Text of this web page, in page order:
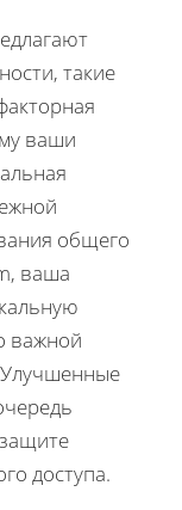
такие
ваши
общего
ваша
важной
доступа.